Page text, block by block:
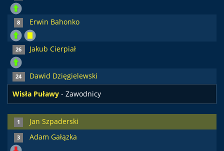
8 Erwin Bahonko
26 Jakub Cierpiał
24
Dawid Dzięgielewski
Wisła Puławy - Zawodnicy
1 Jan Szpaderski
3 Adam Gałązka